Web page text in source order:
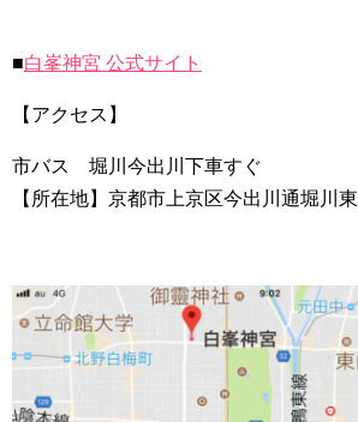
■白峯神宮 公式サイト
【アクセス】
市バス 堀川今出川下車すぐ
【所在地】京都市上京区今出川通堀川